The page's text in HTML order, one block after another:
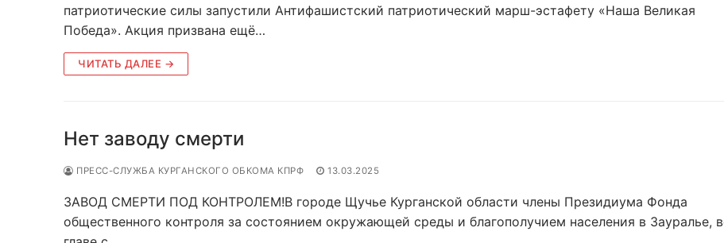
патриотические силы запустили Антифашистский патриотический марш-эстафету «Наша Великая
Победа». Акция призвана ещё…
ЧИТАТЬ ДАЛЕЕ →
Нет заводу смерти
ПРЕСС-СЛУЖБА КУРГАНСКОГО ОБКОМА КПРФ 13.03.2025
ЗАВОД СМЕРТИ ПОД КОНТРОЛЕМ!В городе Щучье Курганской области члены Президиума Фонда
общественного контроля за состоянием окружающей среды и благополучием населения в Зауралье,